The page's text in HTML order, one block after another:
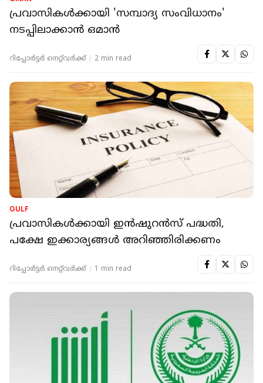
പ്രവാസികൾക്കായി 'സമ്പാദ്യ സംവിധാനം'
നടപ്പിലാക്കാൻ ഒമാൻ
റിപ്പോർട്ടർ നെറ്റ്‌വര്‍ക്ക്‌ 2 min read
GULF
പ്രവാസികള്‍ക്കായി ഇന്‍ഷുറന്‍സ് പദ്ധതി,
പക്ഷേ ഇക്കാര്യങ്ങള്‍ അറിഞ്ഞിരിക്കണം
റിപ്പോർട്ടർ നെറ്റ്‌വര്‍ക്ക്‌ 1 min read